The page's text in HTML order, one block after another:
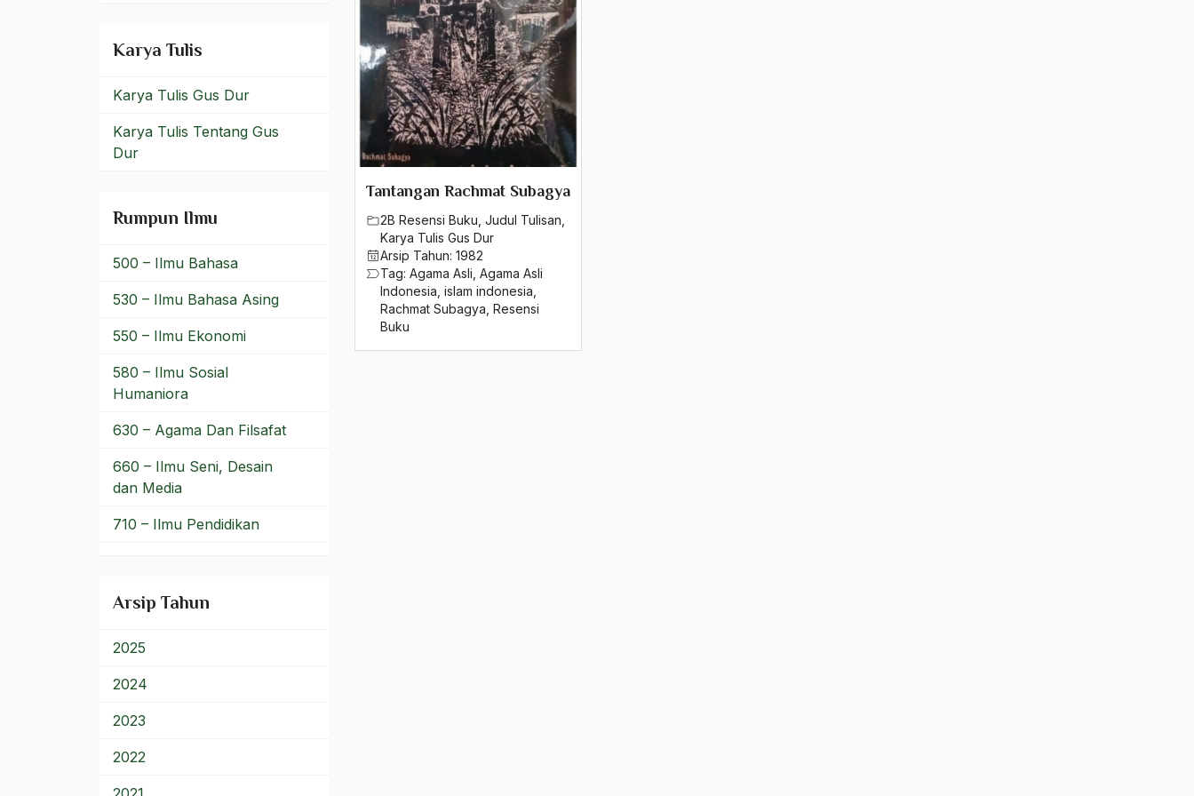
Tantangan Rachmat Subagya
2B Resensi Buku Judul Tulisan
Karya Tulis Gus Dur
Arsip Tahun: 1982
Tag: Agama Asli Agama Asli
Indonesia islam indonesia
Rachmat Subagya Resensi
Buku
Karya Tulis
Karya Tulis Gus Dur
Karya Tulis Tentang Gus
Dur
Rumpun Ilmu
500 – Ilmu Bahasa
530 – Ilmu Bahasa Asing
550 – Ilmu Ekonomi
580 – Ilmu Sosial
Humaniora
630 – Agama Dan Filsafat
660 – Ilmu Seni, Desain
dan Media
710 – Ilmu Pendidikan
Arsip Tahun
2025
2024
2023
2022
Protestanime
Proyek Mojokuto
Proyeksi masa Depan
PSII
Puja Kesuma
Pulau jawa
Putra NU
putu wijaya
Qanun Asasi
Qawa'id Al-Fiqh
Qawa'id Fiqh
Qowa'idul Fiqh
quatorze neuf deux
R. Boechori
R.Soeprapto